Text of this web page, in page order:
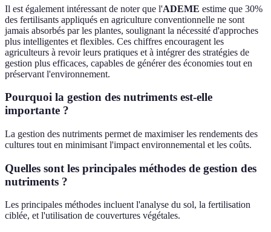
Il est également intéressant de noter que l'ADEME estime que 30%
des fertilisants appliqués en agriculture conventionnelle ne sont
jamais absorbés par les plantes, soulignant la nécessité d'approches
plus intelligentes et flexibles. Ces chiffres encouragent les
agriculteurs à revoir leurs pratiques et à intégrer des stratégies de
gestion plus efficaces, capables de générer des économies tout en
préservant l'environnement.
Pourquoi la gestion des nutriments est-elle
importante ?
La gestion des nutriments permet de maximiser les rendements des
cultures tout en minimisant l'impact environnemental et les coûts.
Quelles sont les principales méthodes de gestion des
nutriments ?
Les principales méthodes incluent l'analyse du sol, la fertilisation
ciblée, et l'utilisation de couvertures végétales.